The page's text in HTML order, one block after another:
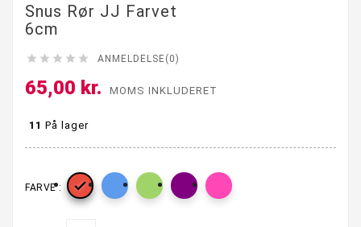
Snus Rør JJ Farvet
6cm
     ANMELDELSE(0)
65,00 kr. MOMS INKLUDERET
11 På lager
FARVE : 